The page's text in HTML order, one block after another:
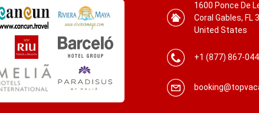
1600 Ponce De
Coral Gables, FL
United States
+1 (877) 867-